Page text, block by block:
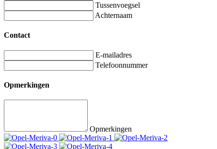
Tussenvoegsel
Achternaam
Contact
E-mailadres
Telefoonnummer
Opmerkingen
Opmerkingen